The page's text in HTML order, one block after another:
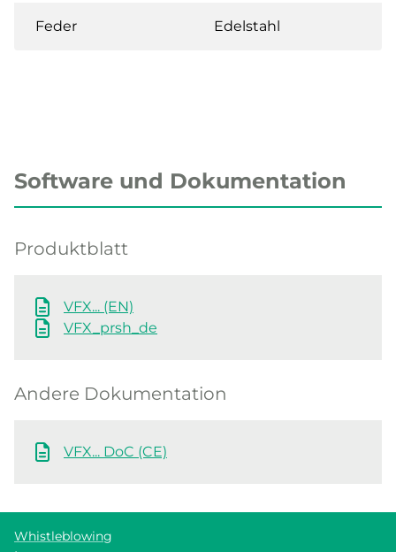
Feder Edelstahl
Software und Dokumentation
Produktblatt
VFX... (EN)
VFX_prsh_de
Andere Dokumentation
VFX... DoC (CE)
Whistleblowing